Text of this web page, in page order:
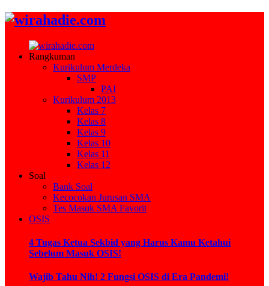
Rangkuman
Kurikulum Merdeka
SMP
PAI
Kurikulum 2013
Kelas 7
Kelas 8
Kelas 9
Kelas 10
Kelas 11
Kelas 12
Soal
Bank Soal
Kecocokan Jurusan SMA
Tes Masuk SMA Favorit
OSIS
4 Tugas Ketua Sekbid yang Harus Kamu Ketahui
Sebelum Masuk OSIS!
Wajib Tahu Nih! 2 Fungsi OSIS di Era Pandemi!